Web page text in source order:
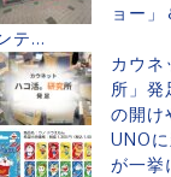
ョー
テ...
カウ
所」
の開け
UNO
が一